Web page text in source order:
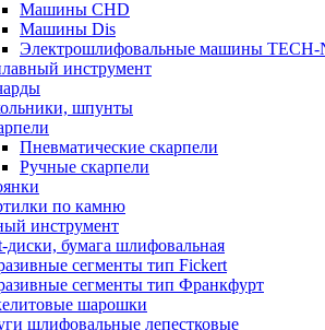
Машины CHD
Машины Dis
Электрошлифовальные машины TECH-
инструмент
шпунты
Пневматические скарпели
Ручные скарпели
по камню
инструмент
диски, бумага шлифовальная
сегменты тип Fickert
сегменты тип Франкфурт
шарошки
шлифовальные лепестковые